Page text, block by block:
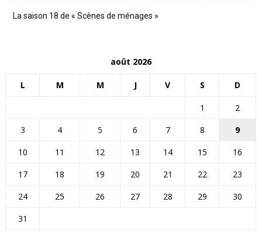
La saison 18 de « Scènes de ménages »
août 2026
L M M J V S D
1
2
3
4 5 6 7 8
9
10
11 12 13 14 15
16
17
18 19 20 21 22
23
24
25 26 27 28 29
30
31